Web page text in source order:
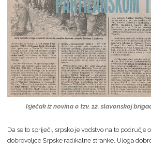
Isječak iz novina o tzv. 12. slavonskoj
Da se to spriječi, srpsko je vodstvo na to područje
dobrovoljce Srpske radikalne stranke. Uloga